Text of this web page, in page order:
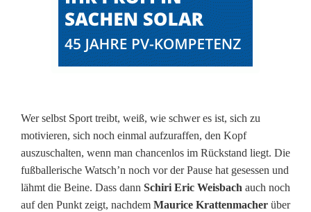
k
u
r
r
Wer selbst Sport treibt, weiß, wie schwer es ist, sich zu
motivieren, sich noch einmal aufzuraffen, den Kopf
auszuschalten, wenn man chancenlos im Rückstand liegt. Die
fußballerische Watsch’n noch vor der Pause hat gesessen und
lähmt die Beine. Dass dann Schiri Eric Weisbach auch noch
auf den Punkt zeigt, nachdem Maurice Krattenmacher über